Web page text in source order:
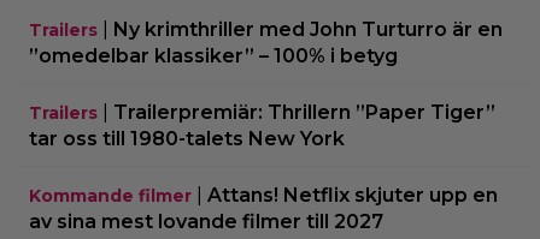
Trailers
Ny krimthriller med John Turturro är en
”omedelbar klassiker” – 100% i betyg
Trailers
Trailerpremiär: Thrillern ”Paper Tiger”
tar oss till 1980-talets New York
Kommande filmer
Attans! Netflix skjuter upp en
av sina mest lovande filmer till 2027